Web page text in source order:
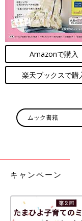
ゆっかさんは「バッ
回転するので、バッ
収
ダ
せ
Amazonで購入
楽天ブックスで購
ムック書籍
キャンペーン